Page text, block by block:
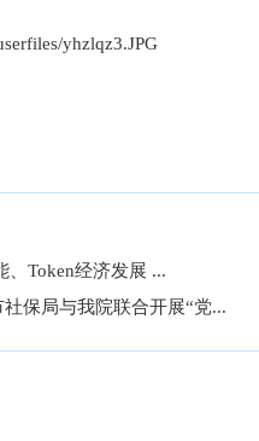
、Token经济发展 ...
保局与我院联合开展“党...